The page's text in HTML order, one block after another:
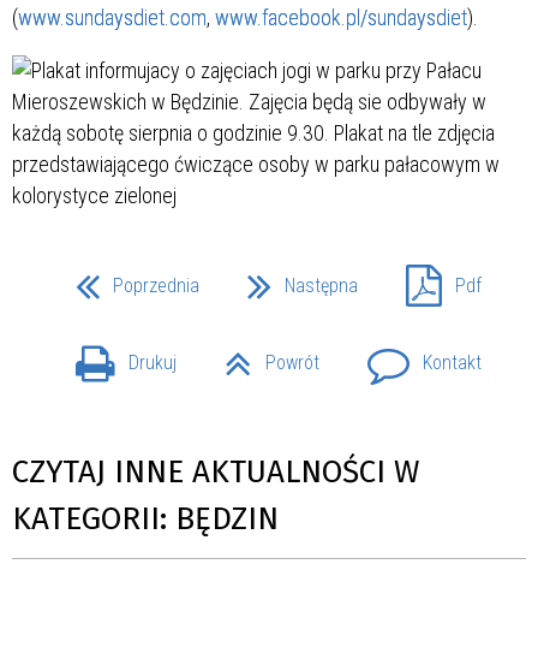
(www.sundaysdiet.com, www.facebook.pl/sundaysdiet).
Poprzednia Następna Pdf
Drukuj Powrót Kontakt
CZYTAJ INNE AKTUALNOŚCI W
KATEGORII: BĘDZIN